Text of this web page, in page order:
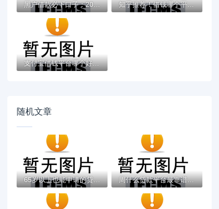
黑户借款必下口子：2025推荐5个通过率100%的... 知乎推荐！借钱哪个平台靠谱？这5个低息正规...
支付宝借钱平台哪个好？实测推荐这3个靠谱低...
随机文章
65岁以上也能申请的贷款渠道与实用攻略分享 周什么贷款平台最靠谱？2023正规贷款平台推...